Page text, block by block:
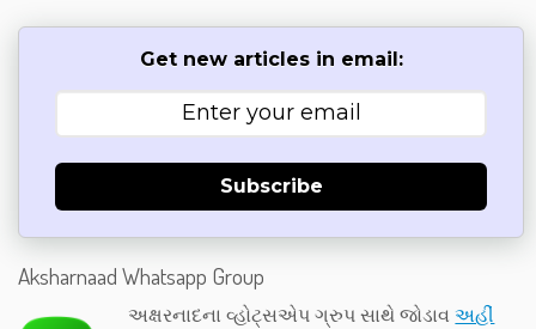
Get new articles in email:
Subscribe
Aksharnaad Whatsapp Group
અક્ષરનાદના વ્હોટ્સએપ ગ્રુપ સાથે જોડાવઅહીં